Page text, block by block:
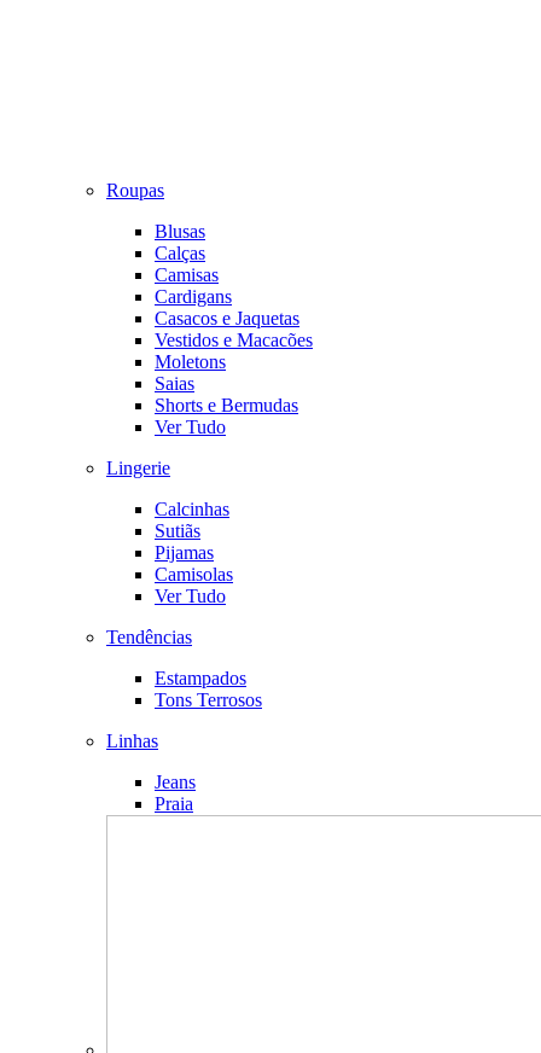
Roupas
Blusas
Calças
Camisas
Cardigans
Casacos e Jaquetas
Vestidos e Macacões
Moletons
Saias
Shorts e Bermudas
Ver Tudo
Lingerie
Calcinhas
Sutiãs
Pijamas
Camisolas
Ver Tudo
Tendências
Estampados
Tons Terrosos
Linhas
Jeans
Praia